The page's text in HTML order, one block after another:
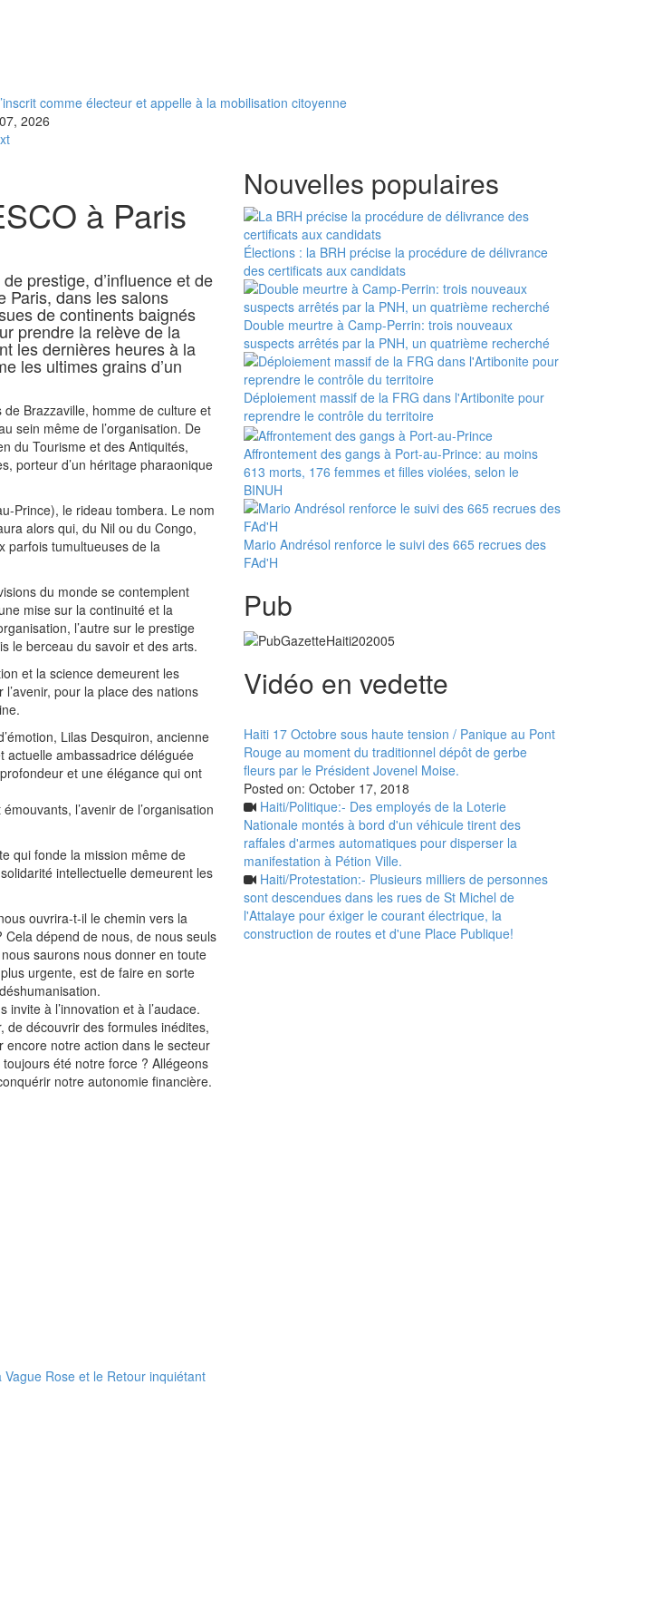
comme électeur et appelle à la mobilisation citoyenne
2026
à Paris
prestige, d’influence et de
Paris, dans les salons
de continents baignés
prendre la relève de la
les dernières heures à la
les ultimes grains d’un
Brazzaville, homme de culture et
sein même de l’organisation. De
du Tourisme et des Antiquités,
porteur d’un héritage pharaonique
Prince), le rideau tombera. Le nom
alors qui, du Nil ou du Congo,
parfois tumultueuses de la
du monde se contemplent
mise sur la continuité et la
l’autre sur le prestige
le berceau du savoir et des arts.
et la science demeurent les
pour la place des nations
Lilas Desquiron, ancienne
actuelle ambassadrice déléguée
et une élégance qui ont
l’avenir de l’organisation
qui fonde la mission même de
intellectuelle demeurent les
ouvrira-t-il le chemin vers la
Cela dépend de nous, de nous seuls
saurons nous donner en toute
urgente, est de faire en sorte
invite à l’innovation et à l’audace.
de découvrir des formules inédites,
notre action dans le secteur
été notre force ? Allégeons
notre autonomie financière.
Rose et le Retour inquiétant
Nouvelles populaires
Élections : la BRH précise la procédure de délivrance
des certificats aux candidats
Double meurtre à Camp-Perrin: trois nouveaux
suspects arrêtés par la PNH, un quatrième recherché
Déploiement massif de la FRG dans l'Artibonite pour
reprendre le contrôle du territoire
Affrontement des gangs à Port-au-Prince: au moins
613 morts, 176 femmes et filles violées, selon le
BINUH
Mario Andrésol renforce le suivi des 665 recrues des
FAd'H
Pub
Vidéo en vedette
Haiti 17 Octobre sous haute tension / Panique au Pont
Rouge au moment du traditionnel dépôt de gerbe
fleurs par le Président Jovenel Moise.
Posted on: October 17, 2018
Haiti/Politique:- Des employés de la Loterie
Nationale montés à bord d'un véhicule tirent des
raffales d'armes automatiques pour disperser la
manifestation à Pétion Ville.
Haiti/Protestation:- Plusieurs milliers de personnes
sont descendues dans les rues de St Michel de
l'Attalaye pour éxiger le courant électrique, la
construction de routes et d'une Place Publique!